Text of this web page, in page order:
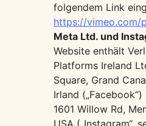
folgendem Link
https://vimeo.com/
Meta Ltd. und
Website enthält
Platforms Ireland
Square, Grand
Irland
1601 Willow Rd,